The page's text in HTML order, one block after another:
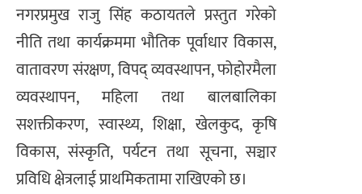
नगरप्रमुख राजु सिंह कठायतले प्रस्तुत गरेको
नीति तथा कार्यक्रममा भौतिक पूर्वाधार विकास,
वातावरण संरक्षण, विपद् व्यवस्थापन, फोहोरमैला
व्यवस्थापन, महिला तथा बालबालिका
सशक्तीकरण, स्वास्थ्य, शिक्षा, खेलकुद, कृषि
विकास, संस्कृति, पर्यटन तथा सूचना, सञ्चार
प्रविधि क्षेत्रलाई प्राथमिकतामा राखिएको छ।